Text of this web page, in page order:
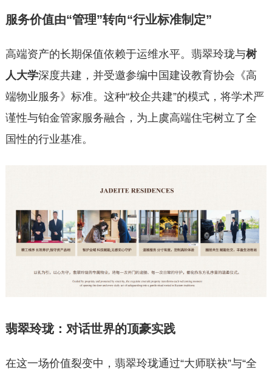
服务价值由“管理”转向“行业标准制定”
高端资产的长期保值依赖于运维水平。翡翠玲珑与树
人大学深度共建，并受邀参编中国建设教育协会《高
端物业服务》标准。这种“校企共建”的模式，将学术严
谨性与铂金管家服务融合，为上虞高端住宅树立了全
国性的行业基准。
翡翠玲珑：对话世界的顶豪实践
在这一场价值裂变中，翡翠玲珑通过“大师联袂”与“全